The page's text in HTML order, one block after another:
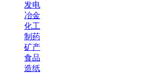
发电
冶金
化工
制药
矿产
食品
造纸